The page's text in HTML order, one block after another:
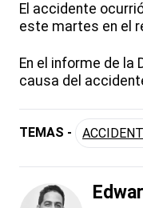
El accidente
este martes en el
En el informe de
causa del
TEMAS -